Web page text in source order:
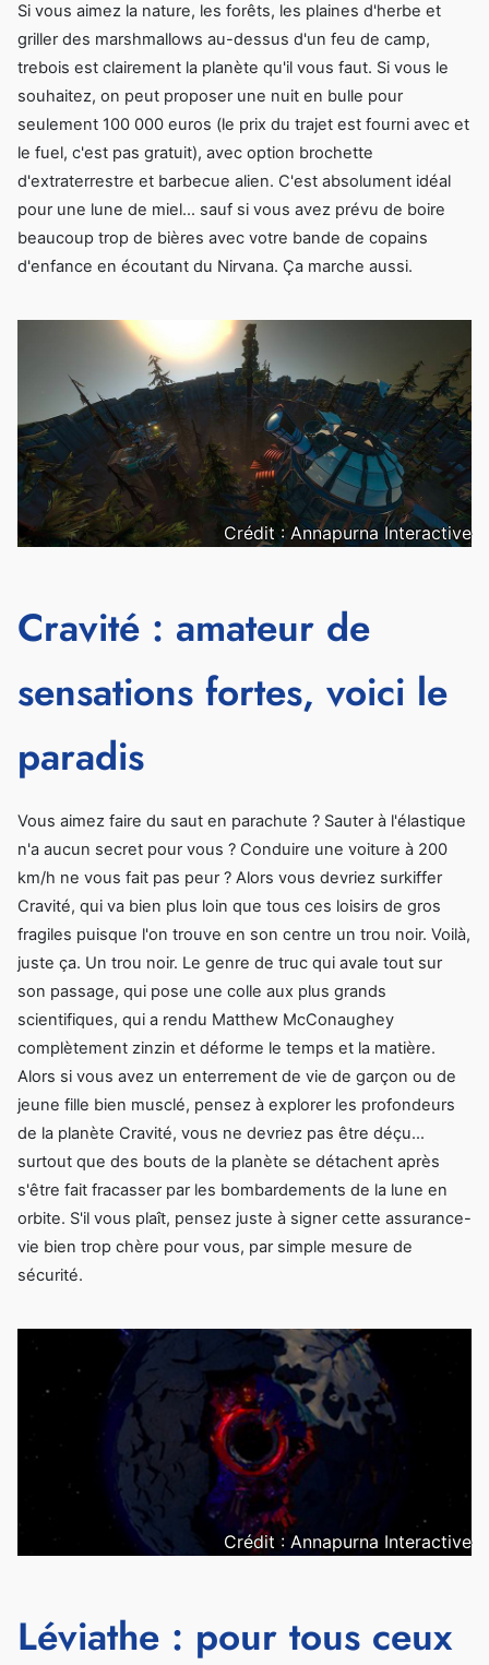
Si vous aimez la nature, les forêts, les plaines d'herbe et
griller des marshmallows au-dessus d'un feu de camp,
trebois est clairement la planète qu'il vous faut. Si vous le
souhaitez, on peut proposer une nuit en bulle pour
seulement 100 000 euros (le prix du trajet est fourni avec et
le fuel, c'est pas gratuit), avec option brochette
d'extraterrestre et barbecue alien. C'est absolument idéal
pour une lune de miel… sauf si vous avez prévu de boire
beaucoup trop de bières avec votre bande de copains
d'enfance en écoutant du Nirvana. Ça marche aussi.
Crédit : Annapurna Interactive
Cravité : amateur de
sensations fortes, voici le
paradis
Vous aimez faire du saut en parachute ? Sauter à l'élastique
n'a aucun secret pour vous ? Conduire une voiture à 200
km/h ne vous fait pas peur ? Alors vous devriez surkiffer
Cravité, qui va bien plus loin que tous ces loisirs de gros
fragiles puisque l'on trouve en son centre un trou noir. Voilà,
juste ça. Un trou noir. Le genre de truc qui avale tout sur
son passage, qui pose une colle aux plus grands
scientifiques, qui a rendu Matthew McConaughey
complètement zinzin et déforme le temps et la matière.
Alors si vous avez un enterrement de vie de garçon ou de
jeune fille bien musclé, pensez à explorer les profondeurs
de la planète Cravité, vous ne devriez pas être déçu…
surtout que des bouts de la planète se détachent après
s'être fait fracasser par les bombardements de la lune en
orbite. S'il vous plaît, pensez juste à signer cette assurance-
vie bien trop chère pour vous, par simple mesure de
sécurité.
Crédit : Annapurna Interactive
Léviathe : pour tous ceux